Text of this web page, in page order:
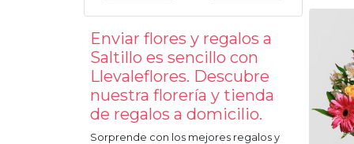
Enviar flores y regalos a
Saltillo es sencillo con
Llevaleflores. Descubre
nuestra florería y tienda
de regalos a domicilio.
Sorprende con los mejores regalos y